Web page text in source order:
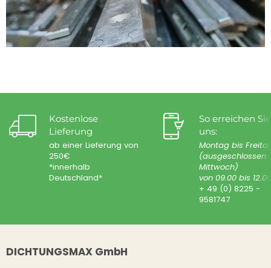
Kostenlose
Lieferung
ab einer Lieferung von
250€
*innerhalb
Deutschland*
So erreichen Sie
uns:
Montag bis
(ausgeschlossen
Mittwoch)
von 09.00 bis
+ 49 (0) 8225 -
9581747
DICHTUNGSMAX GmbH